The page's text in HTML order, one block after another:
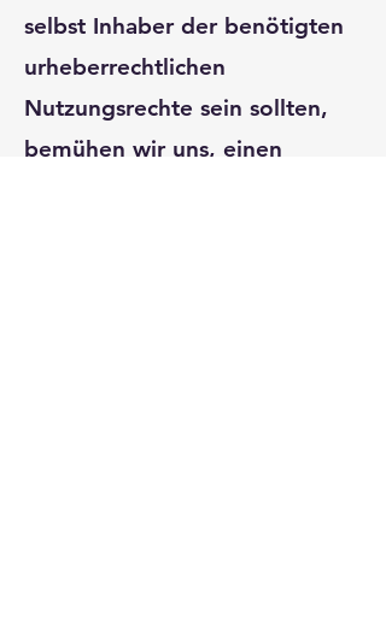
selbst Inhaber der benötigten
urheberrechtlichen
Nutzungsrechte sein sollten,
bemühen wir uns, einen